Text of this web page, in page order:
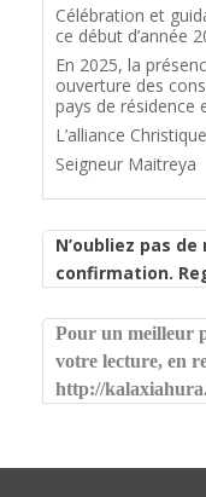
Célébration et
ce début d’année
En 2025, la
ouverture des
pays de résidence
L’alliance
Seigneur Maitreya
N’oubliez pas
confirmation.
Pour un meilleur
votre lecture, en
http://